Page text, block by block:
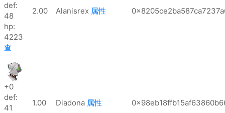
def:
48
hp:
4223
查
2.00 Alanisrex 属性
+0
def:
41
1.00 Diadona 属性